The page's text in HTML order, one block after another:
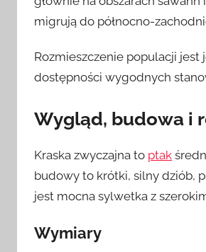
migrują do północno-
Rozmieszczenie populacji
dostępności wygodnych
Wygląd, budowa i
Kraska zwyczajna to ptak
budowy to krótki, silny dziób,
jest mocna sylwetka z
Wymiary